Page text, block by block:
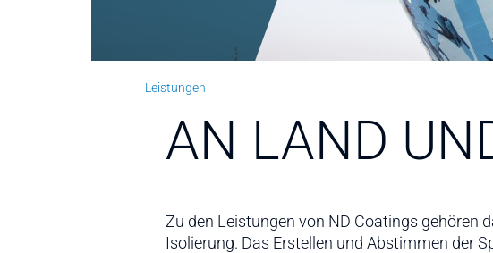
Leistungen
AN LAND
Zu den Leistungen von ND Coatings gehören
Isolierung. Das Erstellen und Abstimmen der